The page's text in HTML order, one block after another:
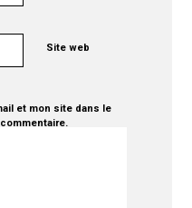
Site web
et mon site dans le